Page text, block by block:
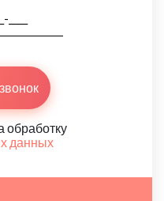
обработку
данных